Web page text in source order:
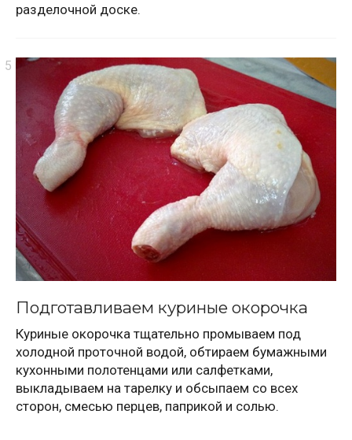
разделочной доске.
Подготавливаем куриные окорочка
Куриные окорочка тщательно промываем под
холодной проточной водой, обтираем бумажными
кухонными полотенцами или салфетками,
выкладываем на тарелку и обсыпаем со всех
сторон, смесью перцев, паприкой и солью.